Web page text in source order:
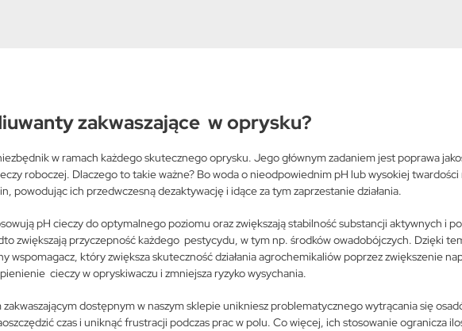
zakwaszające w oprysku?
w ramach każdego skutecznego oprysku. Jego głównym zadaniem jest poprawa
roboczej. Dlaczego to takie ważne? Bo woda o nieodpowiednim pH lub wysokiej twardości
powodując ich przedwczesną dezaktywację i idące za tym zaprzestanie działania.
pH cieczy do optymalnego poziomu oraz zwiększają stabilność substancji aktywnych i
zwiększają przyczepność każdego pestycydu, w tym np. środków owadobójczych. Dzięki
wspomagacz, który zwiększa skuteczność działania agrochemikaliów poprzez zwiększenie
cieczy w opryskiwaczu i zmniejsza ryzyko wysychania.
dostępnym w naszym sklepie unikniesz problematycznego wytrącania się
czas i uniknąć frustracji podczas prac w polu. Co więcej, ich stosowanie ogranicza